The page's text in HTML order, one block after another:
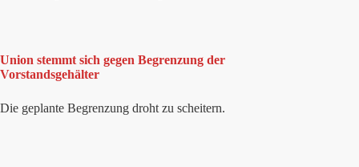
Union stemmt sich gegen Begrenzung der
Vorstandsgehälter
Die geplante Begrenzung droht zu scheitern.